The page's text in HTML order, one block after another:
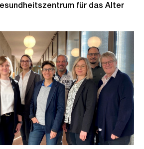
für das Alter